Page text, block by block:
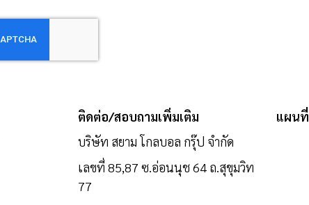
ติดต่อ/สอบถามเพิ่มเติม
บริษัท สยาม โกลบอล กรุ๊ป จำกัด
เลขที่ 85,87 ซ.อ่อนนุช 64 ถ.สุขุมวิท
77
แผนที่